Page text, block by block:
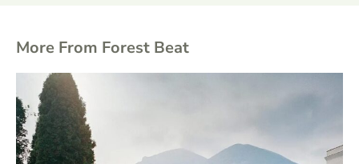
More From Forest Beat